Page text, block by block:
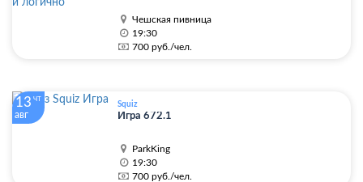
Чешская пивница
19:30
700 руб./чел.
13 ЧТ
авг
Squiz
Игра 672.1
ParkKing
19:30
700 руб./чел.